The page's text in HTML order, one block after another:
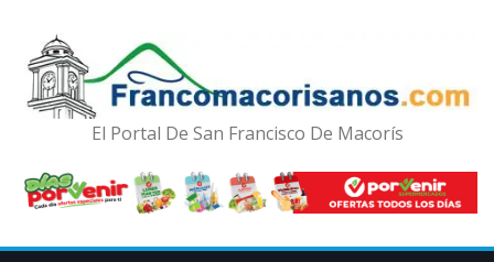
El Portal De San Francisco De Macorís